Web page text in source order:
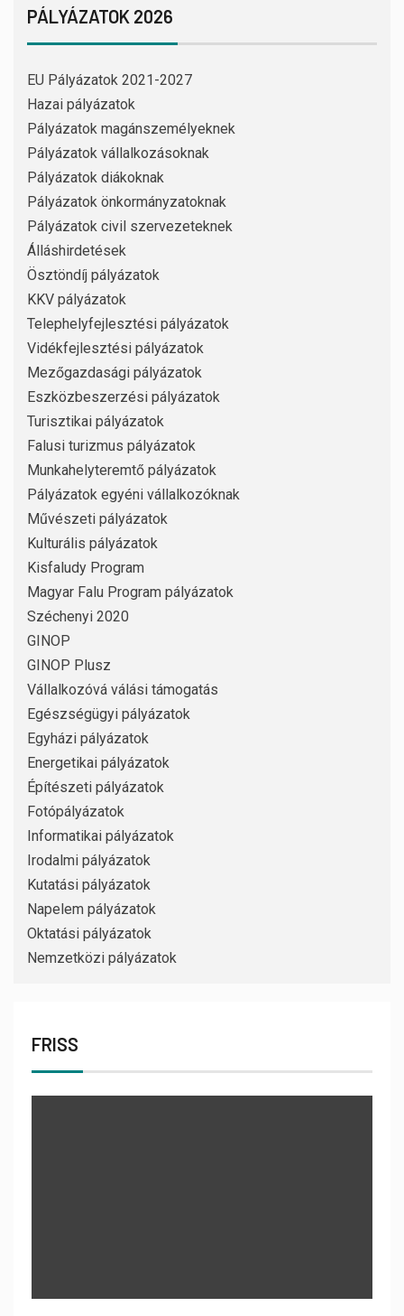
PÁLYÁZATOK 2026
EU Pályázatok 2021-2027
Hazai pályázatok
Pályázatok magánszemélyeknek
Pályázatok vállalkozásoknak
Pályázatok diákoknak
Pályázatok önkormányzatoknak
Pályázatok civil szervezeteknek
Álláshirdetések
Ösztöndíj pályázatok
KKV pályázatok
Telephelyfejlesztési pályázatok
Vidékfejlesztési pályázatok
Mezőgazdasági pályázatok
Eszközbeszerzési pályázatok
Turisztikai pályázatok
Falusi turizmus pályázatok
Munkahelyteremtő pályázatok
Pályázatok egyéni vállalkozóknak
Művészeti pályázatok
Kulturális pályázatok
Kisfaludy Program
Magyar Falu Program pályázatok
Széchenyi 2020
GINOP
GINOP Plusz
Vállalkozóvá válási támogatás
Egészségügyi pályázatok
Egyházi pályázatok
Energetikai pályázatok
Építészeti pályázatok
Fotópályázatok
Informatikai pályázatok
Irodalmi pályázatok
Kutatási pályázatok
Napelem pályázatok
Oktatási pályázatok
Nemzetközi pályázatok
FRISS